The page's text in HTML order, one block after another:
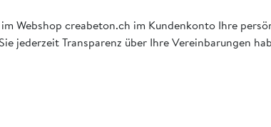
Webshop creabeton.ch im Kundenkonto Ihre
jederzeit Transparenz über Ihre Vereinbarungen